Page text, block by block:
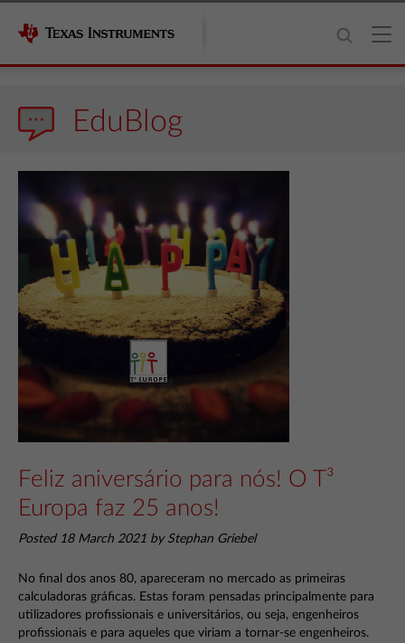
EduBlog
Feliz aniversário para nós! O T³
Europa faz 25 anos!
Posted 18 March 2021 by Stephan Griebel
No final dos anos 80, apareceram no mercado as primeiras
calculadoras gráficas. Estas foram pensadas principalmente para
utilizadores profissionais e universitários, ou seja, engenheiros
profissionais e para aqueles que viriam a tornar-se engenheiros.